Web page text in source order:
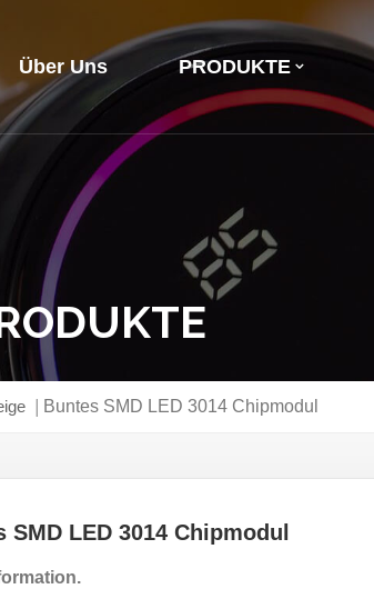
Über Uns PRODUKTE
Buntes SMD LED 3014 Chipmodul
SMD LED 3014 Chipmodul